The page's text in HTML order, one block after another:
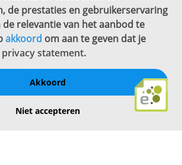
de prestaties en gebruikerservaring
relevantie van het aanbod te
akkoord om aan te geven dat je
privacy statement.
Akkoord
Niet accepteren